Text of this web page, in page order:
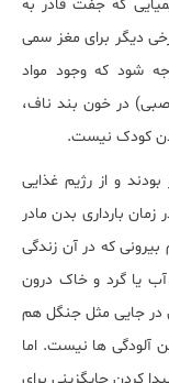
که جفت قادر به
دیگر برای مغز سمی
شود که وجود مواد
در خون بند ناف،
کودک نیست.
و از رژیم غذایی
بارداری بدن مادر
بیرونی که در آن زندگی
آب یا گرد و خاک درون
در جایی مثل جنگل هم
آلودگی ها نیست. اما
کردن جایگزینی برای